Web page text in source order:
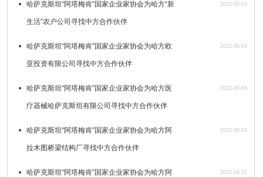
哈萨克斯坦“阿塔梅肯”国家企业家协会为哈方“新
生活”农户公司寻找中方合作伙伴
2022-05-03
哈萨克斯坦“阿塔梅肯”国家企业家协会为哈方欧
亚投资有限公司寻找中方合作伙伴
2022-05-03
哈萨克斯坦“阿塔梅肯”国家企业家协会为哈方医
疗器械哈萨克斯坦有限公司寻找中方合作伙伴
2022-05-03
哈萨克斯坦“阿塔梅肯”国家企业家协会为哈方阿
拉木图桥梁结构厂寻找中方合作伙伴
2022-05-03
哈萨克斯坦“阿塔梅肯”国家企业家协会为哈方阿 2022-04-22